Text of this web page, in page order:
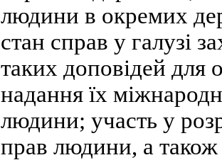
людини в окремих
стан справ у галузі
таких доповідей для
надання їх
людини; участь у
прав людини, а також